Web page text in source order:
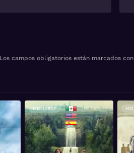
Los campos obligatorios están marcados con
HD 1080P HD